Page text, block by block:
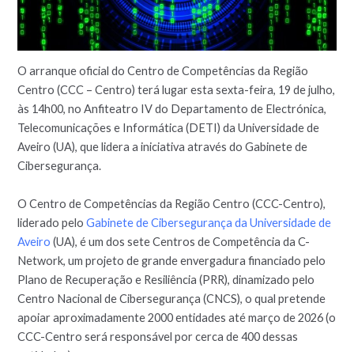
O arranque oficial do Centro de Competências da Região
Centro (CCC – Centro) terá lugar esta sexta-feira, 19 de julho,
às 14h00, no Anfiteatro IV do Departamento de Electrónica,
Telecomunicações e Informática (DETI) da Universidade de
Aveiro (UA), que lidera a iniciativa através do Gabinete de
Cibersegurança.
O Centro de Competências da Região Centro (CCC-Centro),
liderado peloGabinete de Cibersegurança da Universidade de
Aveiro(UA), é um dos sete Centros de Competência da C-
Network, um projeto de grande envergadura financiado pelo
Plano de Recuperação e Resiliência (PRR), dinamizado pelo
Centro Nacional de Cibersegurança (CNCS), o qual pretende
apoiar aproximadamente 2000 entidades até março de 2026 (o
CCC-Centro será responsável por cerca de 400 dessas